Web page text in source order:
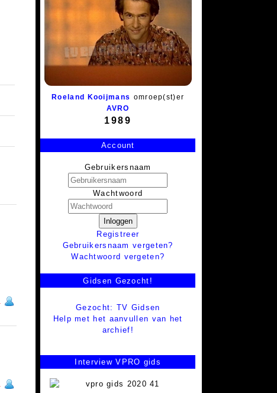
Roeland Kooijmans omroep(st)er
AVRO
1989
Account
Gebruikersnaam
Wachtwoord
Inloggen
Registreer
Gebruikersnaam vergeten?
Wachtwoord vergeten?
Gidsen Gezocht!
Gezocht: TV Gidsen
Help met het aanvullen van het
archief!
Interview VPRO gids